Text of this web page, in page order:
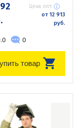
Цена опт:
от 12 913
руб.
0
товар